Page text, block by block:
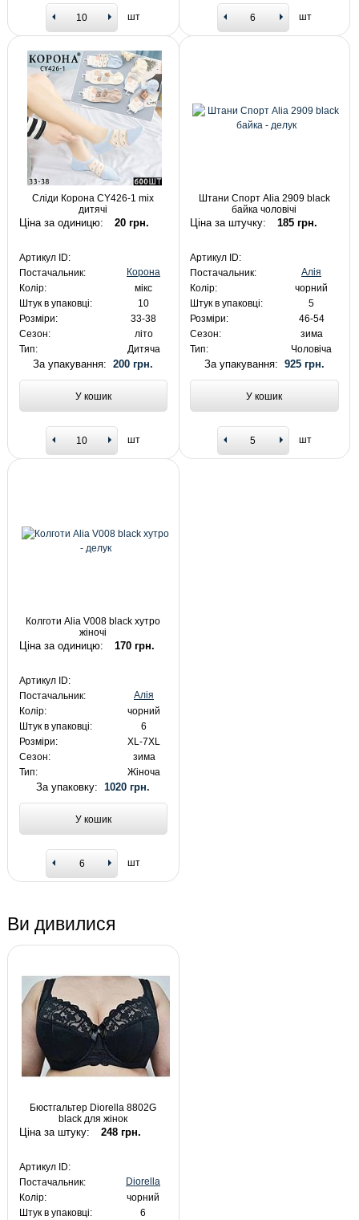
шт шт
Сліди Корона CY426-1 mix
дитячі
Ціна за одиницю: 20 грн.
Артикул ID:
Постачальник:
Корона
Колір:
мікс
Штук в упаковці:
10
Розміри:
33-38
Сезон:
літо
Тип:
Дитяча
За упакування:200 грн.
У кошик
шт
Штани Спорт Alia 2909 black
байка чоловічі
Ціна за штучку: 185 грн.
Артикул ID:
Постачальник:
Алія
Колір:
чорний
Штук в упаковці:
5
Розміри:
46-54
Сезон:
зима
Тип:
Чоловіча
За упакування: 925 грн.
У кошик
шт
Колготи Alia V008 black хутро
жіночі
Ціна за одиницю: 170 грн.
Артикул ID:
Постачальник:
Алія
Колір:
чорний
Штук в упаковці:
6
Розміри:
XL-7XL
Сезон:
зима
Тип:
Жіноча
За упаковку:1020 грн.
У кошик
шт
Ви дивилися
Бюстгальтер Diorella 8802G
black для жінок
Ціна за штуку: 248 грн.
Артикул ID:
Постачальник:
Diorella
Колір:
чорний
Штук в упаковці:
6